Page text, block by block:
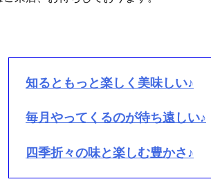
知るともっと楽しく美味しい♪
毎月やってくるのが待ち遠しい♪
四季折々の味と楽しむ豊かさ♪